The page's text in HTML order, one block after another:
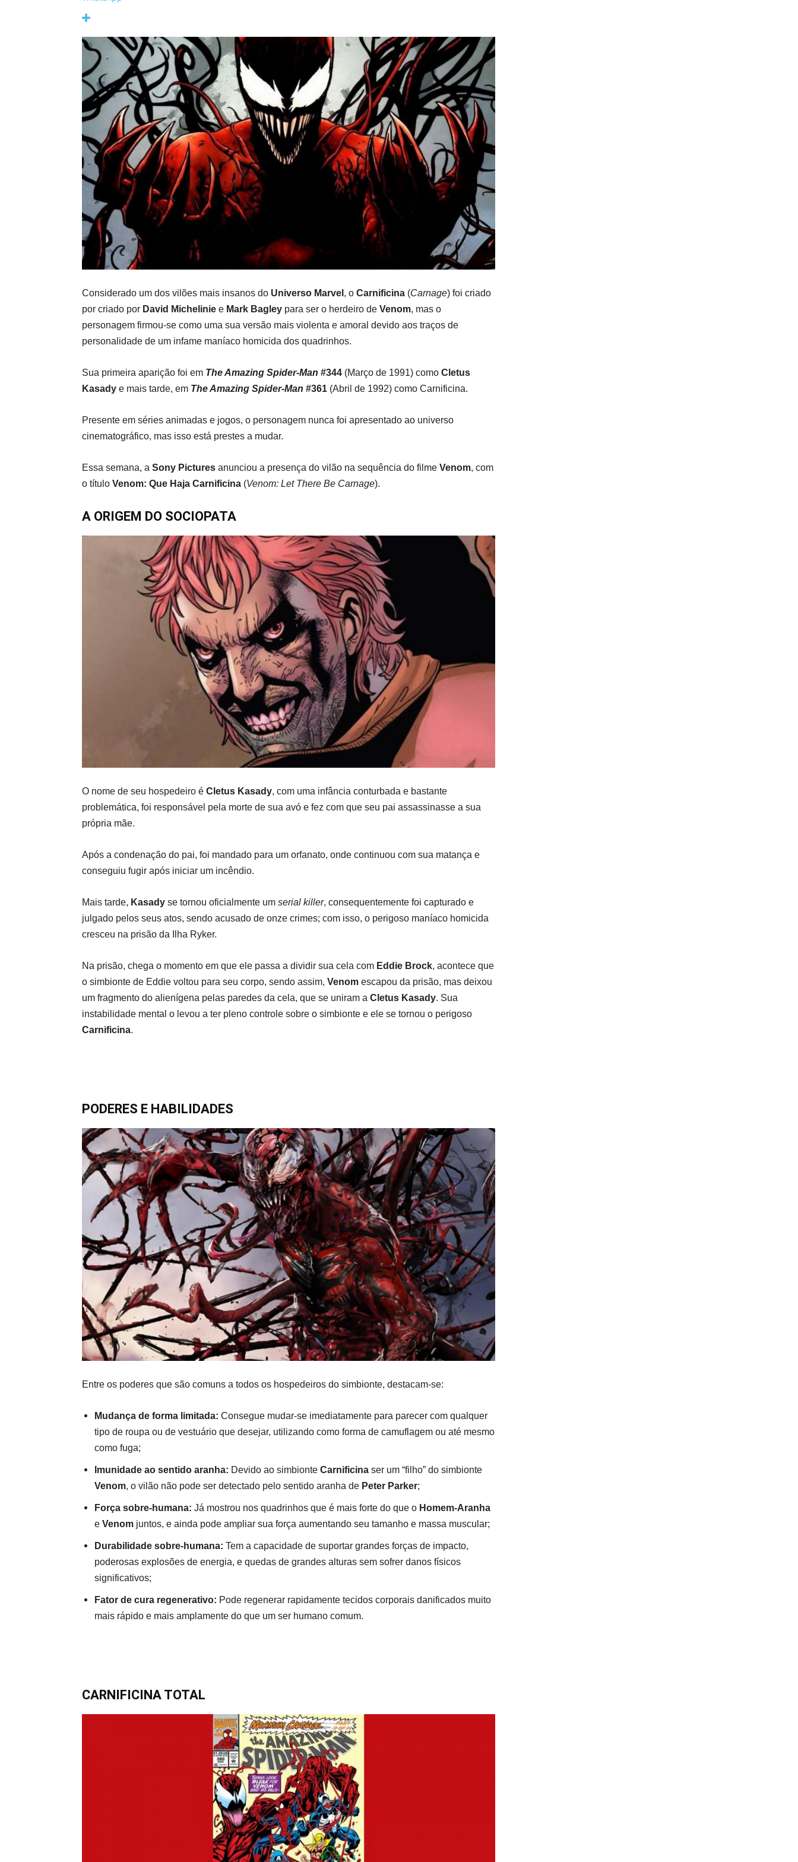
Considerado um dos vilões mais insanos do Universo Marvel , o Carnificina (Carnage) foi criado
por criado por David Michelinie e Mark Bagley para ser o herdeiro de Venom, mas o
personagem firmou-se como uma sua versão mais violenta e amoral devido aos traços de
personalidade de um infame maníaco homicida dos quadrinhos.
Sua primeira aparição foi em The Amazing Spider-Man #344 (Março de 1991) como Cletus
Kasady e mais tarde, em The Amazing Spider-Man #361 (Abril de 1992) como Carnificina.
Presente em séries animadas e jogos, o personagem nunca foi apresentado ao universo
cinematográfico, mas isso está prestes a mudar.
Essa semana, a Sony Pictures anunciou a presença do vilão na sequência do filme Venom, com
o título Venom: Que Haja Carnificina (Venom: Let There Be Carnage).
A ORIGEM DO SOCIOPATA
O nome de seu hospedeiro é Cletus Kasady, com uma infância conturbada e bastante
problemática, foi responsável pela morte de sua avó e fez com que seu pai assassinasse a sua
própria mãe.
Após a condenação do pai, foi mandado para um orfanato, onde continuou com sua matança e
conseguiu fugir após iniciar um incêndio.
Mais tarde, Kasady se tornou oficialmente um serial killer, consequentemente foi capturado e
julgado pelos seus atos, sendo acusado de onze crimes; com isso, o perigoso maníaco homicida
cresceu na prisão da Ilha Ryker.
Na prisão, chega o momento em que ele passa a dividir sua cela com Eddie Brock, acontece que
o simbionte de Eddie voltou para seu corpo, sendo assim, Venom escapou da prisão, mas deixou
um fragmento do alienígena pelas paredes da cela, que se uniram a Cletus Kasady. Sua
instabilidade mental o levou a ter pleno controle sobre o simbionte e ele se tornou o perigoso
Carnificina.
PODERES E HABILIDADES
Entre os poderes que são comuns a todos os hospedeiros do simbionte, destacam-se:
Mudança de forma limitada: Consegue mudar-se imediatamente para parecer com qualquer
tipo de roupa ou de vestuário que desejar, utilizando como forma de camuflagem ou até mesmo
como fuga;
Imunidade ao sentido aranha: Devido ao simbionte Carnificina ser um “filho” do simbionte
Venom, o vilão não pode ser detectado pelo sentido aranha de Peter Parker;
Força sobre-humana: Já mostrou nos quadrinhos que é mais forte do que o Homem-Aranha
e Venom juntos, e ainda pode ampliar sua força aumentando seu tamanho e massa muscular;
Durabilidade sobre-humana: Tem a capacidade de suportar grandes forças de impacto,
poderosas explosões de energia, e quedas de grandes alturas sem sofrer danos físicos
significativos;
Fator de cura regenerativo: Pode regenerar rapidamente tecidos corporais danificados muito
mais rápido e mais amplamente do que um ser humano comum.
CARNIFICINA TOTAL